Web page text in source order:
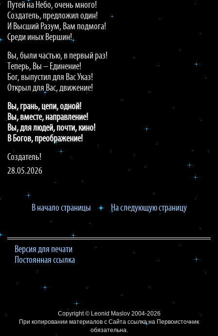
Путей на Небо, очень много!
Создатель, предложил один!
И Высший Разум, Вам подмога!
Среди иных Вершин!
Вы, были частью, в первый раз!
Теперь, Вы – Единение!
Бог, выпустил для Вас Указ!
Открыл для Вас, движение!
Вы, грань, цепи, одной!
Вы, вместе, направление!
Вы, для людей, почти, кино!
В Богов, преображение!
Создатель!
28.05.2026
В начало страницы На следующую страницу
Версия для печати
Постоянная ссылка
Copyright © Leonid Maslov2004-2026
При копировании материалов с Сайта ссылка на Первоисточник
обязательна.